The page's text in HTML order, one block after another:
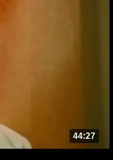
44:27